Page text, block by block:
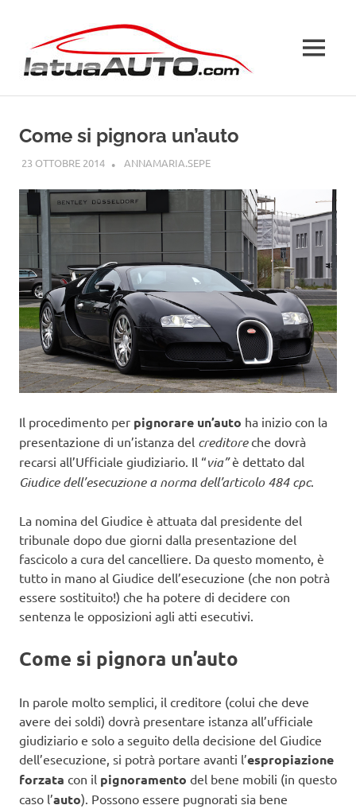
contenuto
MENU
Come si pignora un’auto
23 OTTOBRE 2014 ANNAMARIA.SEPEGUIDE
Il procedimento per pignorare un’auto ha inizio con la
presentazione di un’istanza del creditoreche dovrà
recarsi all’Ufficiale giudiziario. Il “via”è dettato dal
Giudice dell’esecuzione a norma dell’articolo 484 cpc.
La nomina del Giudice è attuata dal presidente del
tribunale dopo due giorni dalla presentazione del
fascicolo a cura del cancelliere. Da questo momento, è
tutto in mano al Giudice dell’esecuzione (che non potrà
essere sostituito!) che ha potere di decidere con
sentenza le opposizioni agli atti esecutivi.
Come si pignora un’auto
In parole molto semplici, il creditore (colui che deve
avere dei soldi) dovrà presentare istanza all’ufficiale
giudiziario e solo a seguito della decisione del Giudice
dell’esecuzione, si potrà portare avanti l’espropiazione
forzata con il pignoramento del bene mobili (in questo
caso l’auto). Possono essere pugnorati sia bene